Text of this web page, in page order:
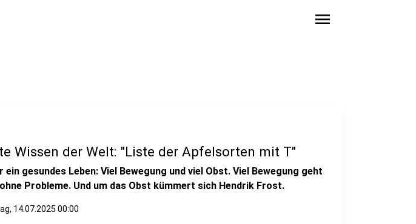
menu
Wissen der Welt: "Liste der Apfelsorten mit T"
ein gesundes Leben: Viel Bewegung und viel Obst. Viel Bewegung geht
Probleme. Und um das Obst kümmert sich Hendrik Frost.
14.07.2025 00:00